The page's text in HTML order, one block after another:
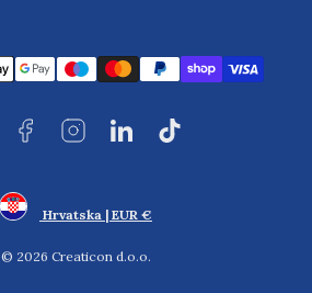
Načini
Hrvatska | EUR €
© 2026 Creaticon d.o.o.